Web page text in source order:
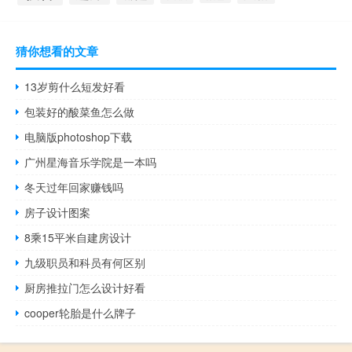
猜你想看的文章
13岁剪什么短发好看
包装好的酸菜鱼怎么做
电脑版photoshop下载
广州星海音乐学院是一本吗
冬天过年回家赚钱吗
房子设计图案
8乘15平米自建房设计
九级职员和科员有何区别
厨房推拉门怎么设计好看
cooper轮胎是什么牌子